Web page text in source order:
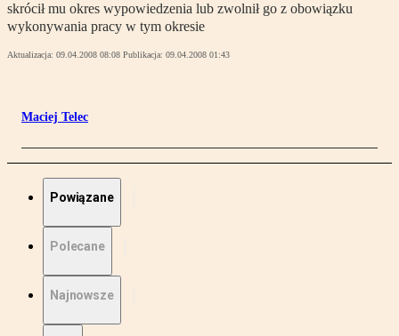
skrócił mu okres wypowiedzenia lub zwolnił go z obowiązku
wykonywania pracy w tym okresie
Aktualizacja: 09.04.2008 08:08 Publikacja: 09.04.2008 01:43
Maciej Telec
Powiązane
Polecane
Najnowsze